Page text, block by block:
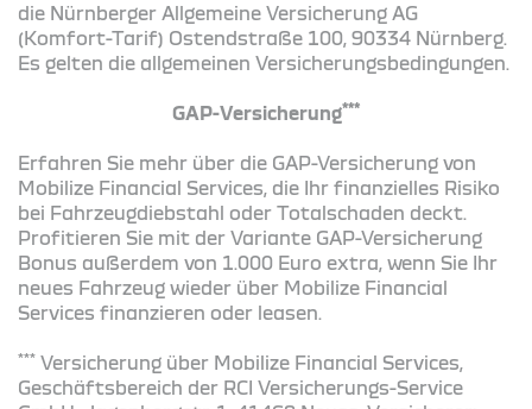
die Nürnberger Allgemeine Versicherung AG
(Komfort-Tarif) Ostendstraße 100, 90334 Nürnberg.
Es gelten die allgemeinen Versicherungsbedingungen.
GAP-Versicherung***
Erfahren Sie mehr über die GAP-Versicherung von
Mobilize Financial Services, die Ihr finanzielles Risiko
bei Fahrzeugdiebstahl oder Totalschaden deckt.
Profitieren Sie mit der Variante GAP-Versicherung
Bonus außerdem von 1.000 Euro extra, wenn Sie Ihr
neues Fahrzeug wieder über Mobilize Financial
Services finanzieren oder leasen.
*** Versicherung über Mobilize Financial Services,
Geschäftsbereich der RCI Versicherungs-Service